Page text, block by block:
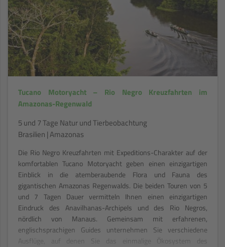
Tucano Motoryacht – Rio Negro Kreuzfahrten im
Amazonas-Regenwald
5 und 7 Tage Natur und Tierbeobachtung
Brasilien | Amazonas
Die Rio Negro Kreuzfahrten mit Expeditions-Charakter auf der
komfortablen Tucano Motoryacht geben einen einzigartigen
Einblick in die atemberaubende Flora und Fauna des
gigantischen Amazonas Regenwalds. Die beiden Touren von 5
und 7 Tagen Dauer vermitteln Ihnen einen einzigartigen
Eindruck des Anavilhanas-Archipels und des Rio Negros,
nördlich von Manaus. Gemeinsam mit erfahrenen,
englischsprachigen Guides unternehmen Sie verschiedene
Ausflüge, auf denen Sie das einmalige Ökosystem des